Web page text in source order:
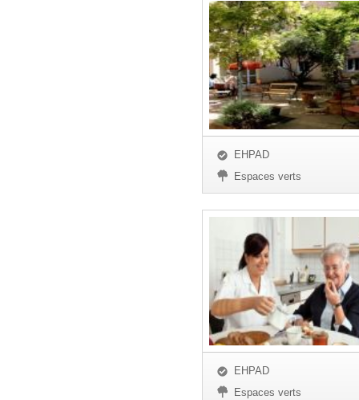
EHPAD
Espaces verts
EHPAD
Espaces verts